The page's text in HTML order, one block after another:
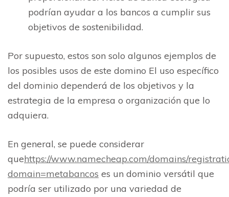
podrían ayudar a los bancos a cumplir sus
objetivos de sostenibilidad.
Por supuesto, estos son solo algunos ejemplos de
los posibles usos de este domino El uso específico
del dominio dependerá de los objetivos y la
estrategia de la empresa o organización que lo
adquiera.
En general, se puede considerar
quehttps://www.namecheap.com/domains/
domain=metabancos es un dominio versátil que
podría ser utilizado por una variedad de